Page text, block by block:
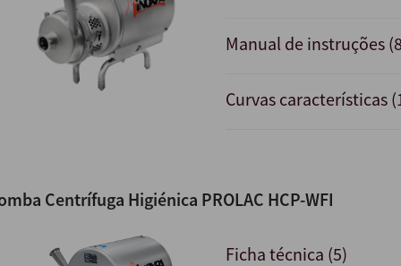
Manual de instruções
Curvas características
Centrífuga Higiénica PROLAC HCP-WFI
Ficha técnica (5)